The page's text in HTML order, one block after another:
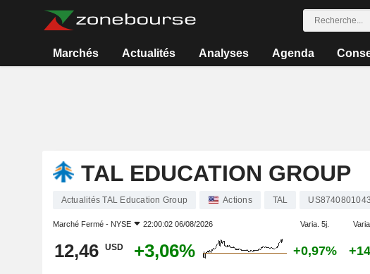
Marchés Actualités Analyses Agenda
TAL EDUCATION GROUP
Actualités TAL Education Group Actions TAL US8740801043
Marché Fermé - NYSE 22:00:02 06/08/2026 Varia. 5j.
12,46 USD +3,06% +0,97%